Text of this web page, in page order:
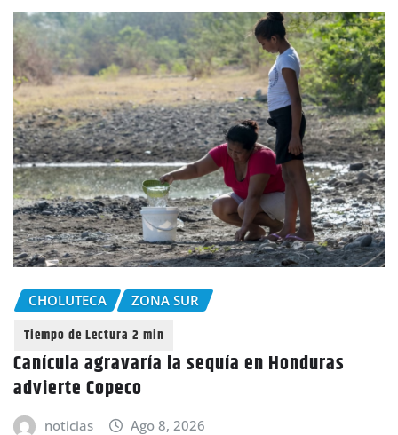
CHOLUTECA ZONA SUR
Canícula agravaría la sequía en Honduras
advierte Copeco
noticias Ago 8, 2026